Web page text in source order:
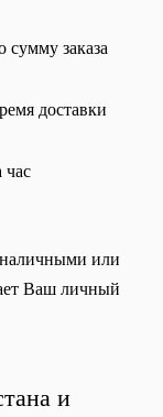
сумму заказа
доставки
час
наличными или
Ваш личный
и